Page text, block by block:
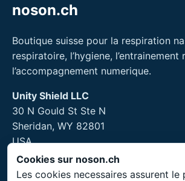
noson.ch
Boutique suisse pour la respiration
respiratoire, l’hygiene,
l’accompagnement numerique.
Unity Shield LLC
30 N Gould St Ste N
Sheridan, WY 82801
USA
Cookies sur noson.ch
Les cookies necessaires assurent le